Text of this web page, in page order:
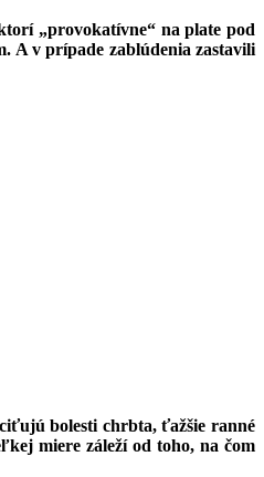
„provokatívne“ na plate pod
A v prípade zablúdenia zastavili
bolesti chrbta, ťažšie ranné
miere záleží od toho, na čom